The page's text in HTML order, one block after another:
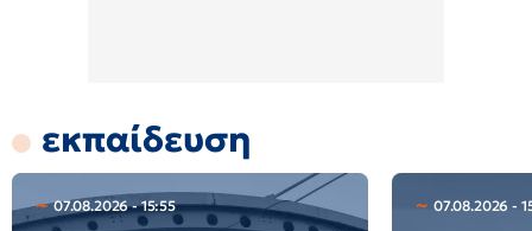
εκπαίδευση
07.08.2026 - 15:55 07.08.2026 -